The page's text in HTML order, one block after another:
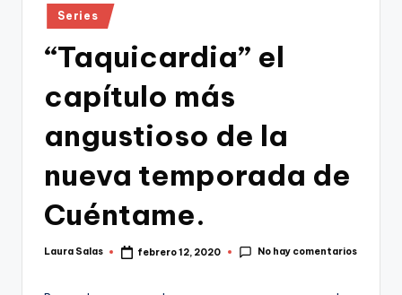
Publicado
en
Series
“Taquicardia” el
capítulo más
angustioso de la
nueva temporada de
Cuéntame.
Publicado
Laura Salas febrero 12, 2020 No hay comentarios